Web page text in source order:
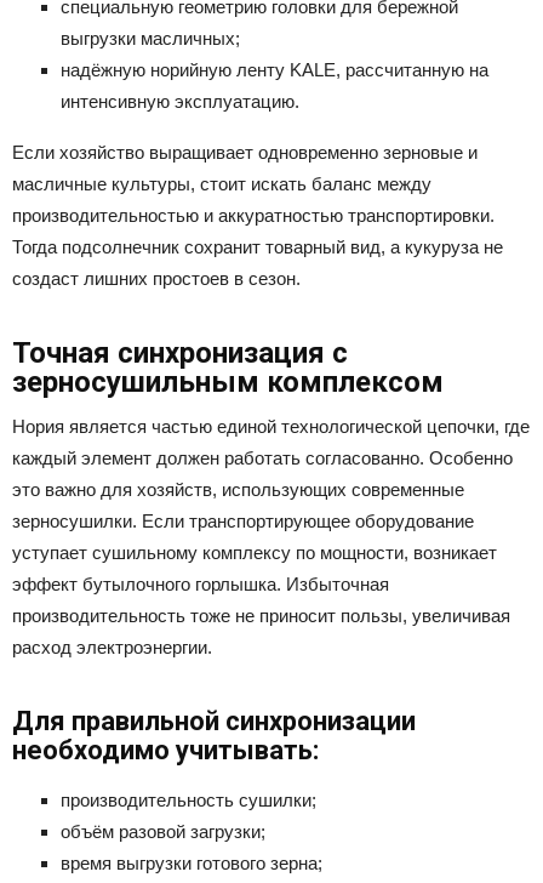
специальную геометрию головки для бережной
выгрузки масличных;
надёжную норийную ленту KALE, рассчитанную на
интенсивную эксплуатацию.
Если хозяйство выращивает одновременно зерновые и
масличные культуры, стоит искать баланс между
производительностью и аккуратностью транспортировки.
Тогда подсолнечник сохранит товарный вид, а кукуруза не
создаст лишних простоев в сезон.
Точная синхронизация с
зерносушильным комплексом
Нория является частью единой технологической цепочки, где
каждый элемент должен работать согласованно. Особенно
это важно для хозяйств, использующих современные
зерносушилки. Если транспортирующее оборудование
уступает сушильному комплексу по мощности, возникает
эффект бутылочного горлышка. Избыточная
производительность тоже не приносит пользы, увеличивая
расход электроэнергии.
Для правильной синхронизации
необходимо учитывать:
производительность сушилки;
объём разовой загрузки;
время выгрузки готового зерна;